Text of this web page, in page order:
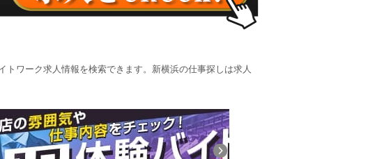
ワーク求人情報を検索できます。新横浜の仕事探しは求人